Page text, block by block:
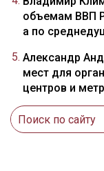
объемам ВВП
а по
Александр
мест для
центров и